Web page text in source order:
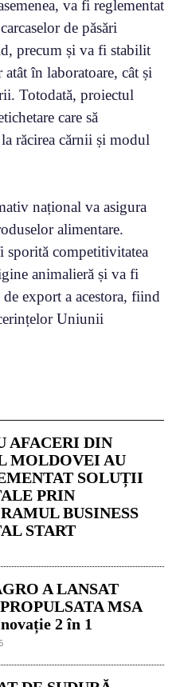
va fi reglementat
de păsări
precum și va fi stabilit
în laboratoare, cât și
Totodată, proiectul
care să
răcirea cărnii și modul
național va asigura
alimentare.
sporită competitivitatea
animalieră și va fi
export a acestora, fiind
Uniunii
AFACERI DIN
MOLDOVEI AU
SOLUȚII
PRIN
BUSINESS
START
A LANSAT
MSA
2 în 1